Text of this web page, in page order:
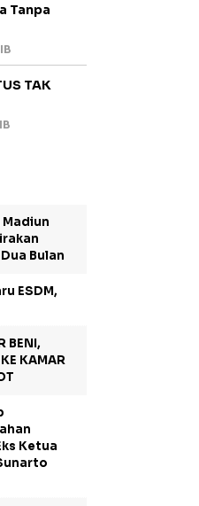
Tanpa
TAK
Madiun
Bulan
ESDM,
BENI,
KAMAR
Ketua